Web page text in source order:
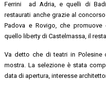
Ferrini ad Adria, e quelli di
restaurati anche grazie al
Padova e Rovigo, che
quello liberty di Castelmassa, il
Va detto che di teatri in
mostra. La selezione è stata
data di apertura, interesse